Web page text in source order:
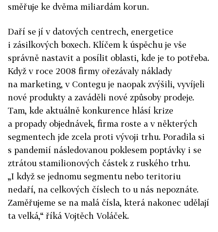
směřuje ke dvěma miliardám korun.
Daří se jí v datových centrech, energetice
i zásilkových boxech. Klíčem k úspěchu je vše
správně nastavit a posílit oblasti, kde je to potřeba.
Když v roce 2008 firmy ořezávaly náklady
na marketing, v Contegu je naopak zvýšili, vyvíjeli
nové produkty a zaváděli nové způsoby prodeje.
Tam, kde aktuálně konkurence hlásí krize
a propady objednávek, firma roste a v některých
segmentech jde zcela proti vývoji trhu. Poradila si
s pandemií následovanou poklesem poptávky i se
ztrátou stamilionových částek z ruského trhu.
„I když se jednomu segmentu nebo teritoriu
nedaří, na celkových číslech to u nás nepoznáte.
Zaměřujeme se na malá čísla, která nakonec udělají
ta velká,“ říká Vojtěch Voláček.